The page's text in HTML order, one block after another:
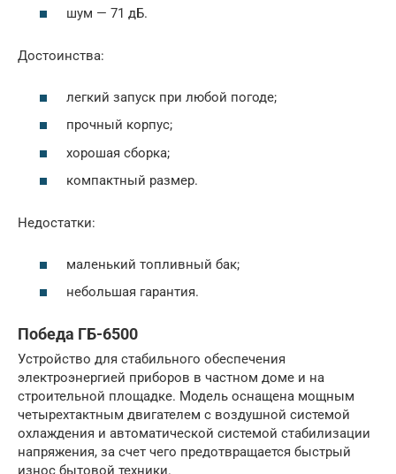
шум — 71 дБ.
Достоинства:
легкий запуск при любой погоде;
прочный корпус;
хорошая сборка;
компактный размер.
Недостатки:
маленький топливный бак;
небольшая гарантия.
Победа ГБ-6500
Устройство для стабильного обеспечения
электроэнергией приборов в частном доме и на
строительной площадке. Модель оснащена мощным
четырехтактным двигателем с воздушной системой
охлаждения и автоматической системой стабилизации
напряжения, за счет чего предотвращается быстрый
износ бытовой техники.